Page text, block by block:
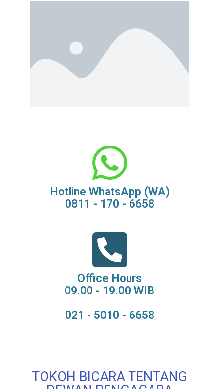
Hotline WhatsApp (WA)
0811 - 170 - 6658
Office Hours
09.00 - 19.00 WIB
021 - 5010 - 6658
TOKOH BICARA TENTANG